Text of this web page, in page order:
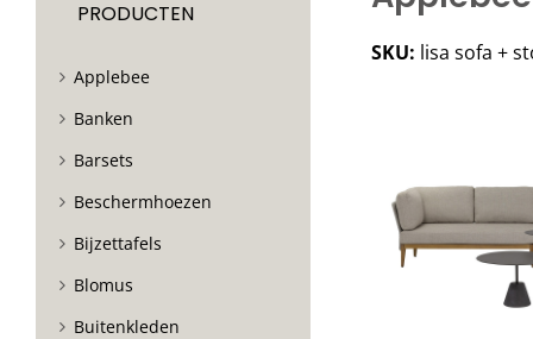
SKU: lisa sofa +
PRODUCTEN
Applebee
Banken
Barsets
Beschermhoezen
Bijzettafels
Blomus
Buitenkleden